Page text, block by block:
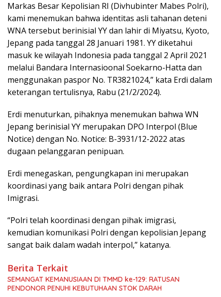
Markas Besar Kepolisian RI (Divhubinter Mabes Polri),
kami menemukan bahwa identitas asli tahanan deteni
WNA tersebut berinisial YY dan lahir di Miyatsu, Kyoto,
Jepang pada tanggal 28 Januari 1981. YY diketahui
masuk ke wilayah Indonesia pada tanggal 2 April 2021
melalui Bandara Internasioonal Soekarno-Hatta dan
menggunakan paspor No. TR3821024,” kata Erdi dalam
keterangan tertulisnya, Rabu (21/2/2024).
Erdi menuturkan, pihaknya menemukan bahwa WN
Jepang berinisial YY merupakan DPO Interpol (Blue
Notice) dengan No. Notice: B-3931/12-2022 atas
dugaan pelanggaran penipuan.
Erdi menegaskan, pengungkapan ini merupakan
koordinasi yang baik antara Polri dengan pihak
Imigrasi.
“Polri telah koordinasi dengan pihak imigrasi,
kemudian komunikasi Polri dengan kepolisian Jepang
sangat baik dalam wadah interpol,” katanya.
Berita Terkait
SEMANGAT KEMANUSIAAN DI TMMD ke-129: RATUSAN
PENDONOR PENUHI KEBUTUHAAN STOK DARAH